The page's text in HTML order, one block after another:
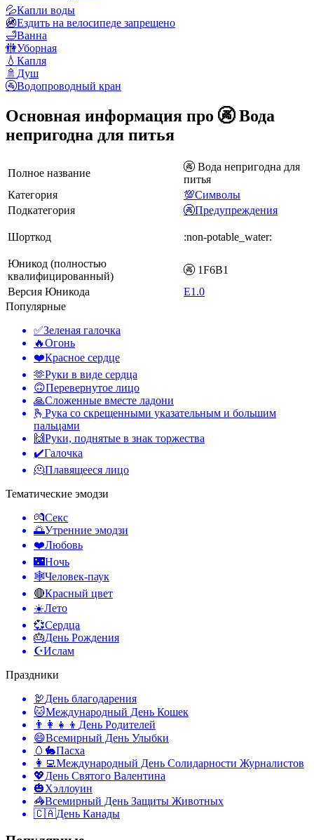
💦Капли воды
🚳Ездить на велосипеде запрещено
🛁Ванна
🚻Уборная
💧 Капля
🚿 Душ
🚰Водопроводный кран
Основная информация про 🚱 Вода
непригодна для питья
Полное название
🚱 Вода непригодна для
питья
Категория
💯Символы
Подкатегория
🚱Предупреждения
Шорткод :non-potable_water:
Юникод (полностью
квалифицированный)
🚱 1F6B1
Версия Юникода
E1.0
Популярные
✅Зеленая галочка
🔥Огонь
❤️Красное сердце
🫶Руки в виде сердца
🙃Перевернутое лицо
🙏Сложенные вместе ладони
🫰 Рука со скрещенными указательным и большим
пальцами
🙌Руки, поднятые в знак торжества
✔️Галочка
🫠Плавящееся лицо
Тематические эмодзи
💏Секс
🌅Утренние эмодзи
❤️Любовь
🌃Ночь
🕸️Человек-паук
🔴Красный цвет
☀️Лето
💞Сердца
🎂День Рождения
☪️Ислам
Праздники
🦃День благодарения
🐱Международный День Кошек
👨‍👩‍👧‍👦 День Родителей
😄Всемирный День Улыбки
🥚🐇Пасха
👩‍💻Международный День Солидарности Журналистов
💖День Святого Валентина
🎃Хэллоуин
🦓Всемирный День Защиты Животных
🇨🇦День Канады